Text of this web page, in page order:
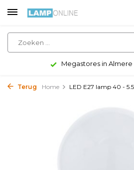
Megastores in
Terug Home LED E27 lamp 40 -